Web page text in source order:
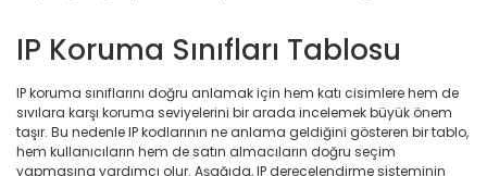
IP Koruma Sınıfları Tablosu
IP koruma sınıflarını doğru anlamak için hem katı cisimlere hem de
sıvılara karşı koruma seviyelerini bir arada incelemek büyük önem
taşır. Bu nedenle IP kodlarının ne anlama geldiğini gösteren bir tablo,
hem kullanıcıların hem de satın almacıların doğru seçim
yapmasına yardımcı olur. Aşağıda, IP derecelendirme sisteminin